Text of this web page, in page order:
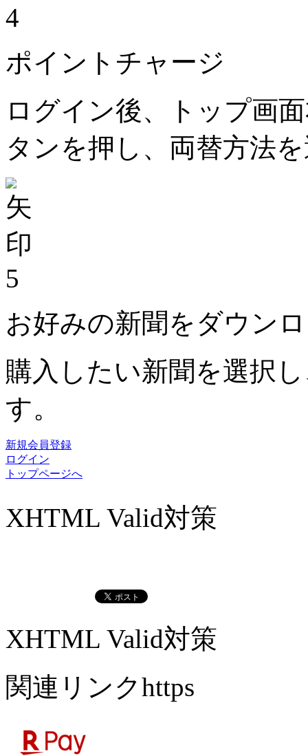
4
ポイントチャージ
ログイン後、トップ画
タンを押し、両替方法
5
お好みの新聞をダウン
購入したい新聞を選択
す。
新規会員登録
ログイン
トップページへ
XHTML Valid対策
XHTML Valid対策
関連リンクhttps